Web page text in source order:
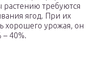
требуются
ягод. При их
хорошего урожая, он
40%.